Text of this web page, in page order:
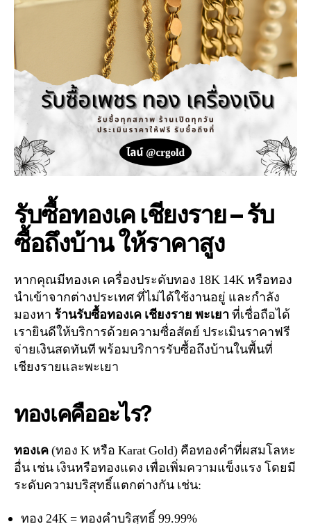
รับซื้อทองเค เชียงราย – รับ
ซื้อถึงบ้าน ให้ราคาสูง
หากคุณมีทองเค เครื่องประดับทอง 18K 14K หรือทอง
นำเข้าจากต่างประเทศ ที่ไม่ได้ใช้งานอยู่ และกำลัง
มองหา ร้านรับซื้อทองเค เชียงราย พะเยาที่เชื่อถือได้
เรายินดีให้บริการด้วยความซื่อสัตย์ ประเมินราคาฟรี
จ่ายเงินสดทันที พร้อมบริการรับซื้อถึงบ้านในพื้นที่
เชียงรายและพะเยา
ทองเคคืออะไร?
ทองเค(ทอง K หรือ Karat Gold) คือทองคำที่ผสมโลหะ
อื่น เช่น เงินหรือทองแดง เพื่อเพิ่มความแข็งแรง โดยมี
ระดับความบริสุทธิ์แตกต่างกัน เช่น:
ทอง 24K = ทองคำบริสุทธิ์ 99.99%